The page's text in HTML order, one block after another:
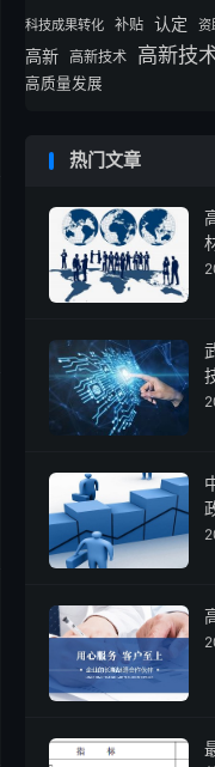
科技成果转化 补贴 认定 资
高新 高新技术 高新技
高质量发展
热门文章